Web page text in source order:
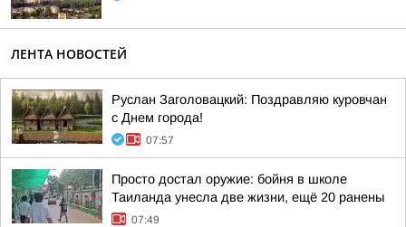
ЛЕНТА НОВОСТЕЙ
Руслан Заголовацкий: Поздравляю куровчан
с Днем города!
07:57
Просто достал оружие: бойня в школе
Таиланда унесла две жизни, ещё 20 ранены
07:49